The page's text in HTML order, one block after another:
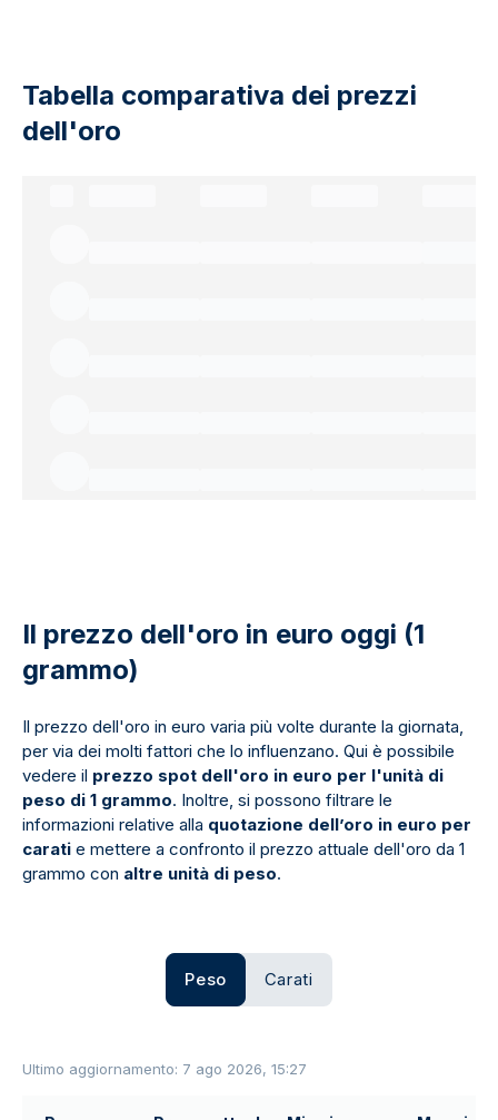
Tabella comparativa dei prezzi
dell'oro
Il prezzo dell'oro in euro oggi (1
grammo)
Il prezzo dell'oro in euro varia più volte durante la giornata,
per via dei molti fattori che lo influenzano. Qui è possibile
vedere il prezzo spot dell'oro in euro per l'unità di
peso di 1 grammo. Inoltre, si possono filtrare le
informazioni relative alla quotazione dell’oro in euro per
carati e mettere a confronto il prezzo attuale dell'oro da 1
grammo con altre unità di peso.
Peso Carati
Ultimo aggiornamento: 7 ago 2026, 15:27